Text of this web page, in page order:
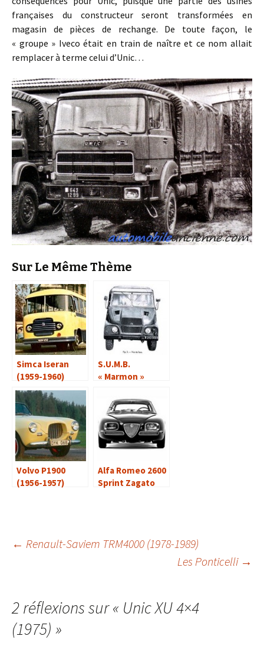
françaises du constructeur seront transformées en
magasin de pièces de rechange. De toute façon, le
« groupe » Iveco était en train de naître et ce nom allait
remplacer à terme celui d’Unic…
Sur Le Même Thème
Simca Iseran
(1959-1960)
S.U.M.B.
« Marmon »
Volvo P1900
(1956-1957)
Alfa Romeo 2600
Sprint Zagato
Navigation
articles
← Renault-Saviem TRM4000 (1978-1989)
Les Ponticelli →
2 réflexions sur « Unic XU 4×4
(1975) »